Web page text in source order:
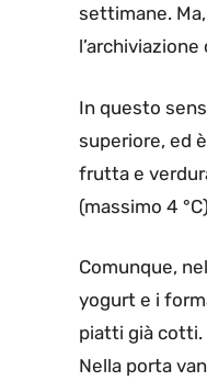
settimane.
In questo
superiore, ed
frutta e
(massimo 4
Comunque,
yogurt e i
piatti già cotti.
Nella porta